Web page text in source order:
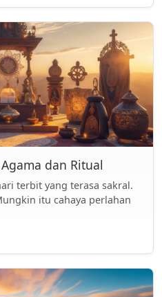
dan Ritual
terbit yang terasa sakral.
itu cahaya perlahan